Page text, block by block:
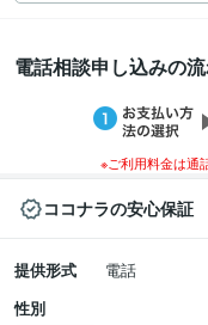
電話相談申し込みの
※ご利用料金は通
ココナラの安心保証
提供形式
電話
性別